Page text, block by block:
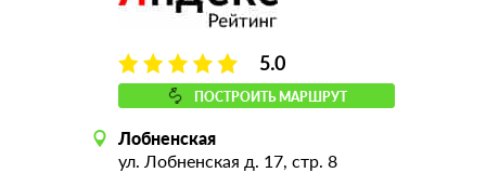
5.0
ПОСТРОИТЬ МАРШРУТ
Лобненская
ул. Лобненская д. 17, стр. 8